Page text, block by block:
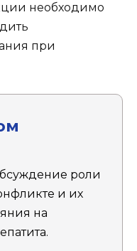
необходимо
при
роли
и их
на